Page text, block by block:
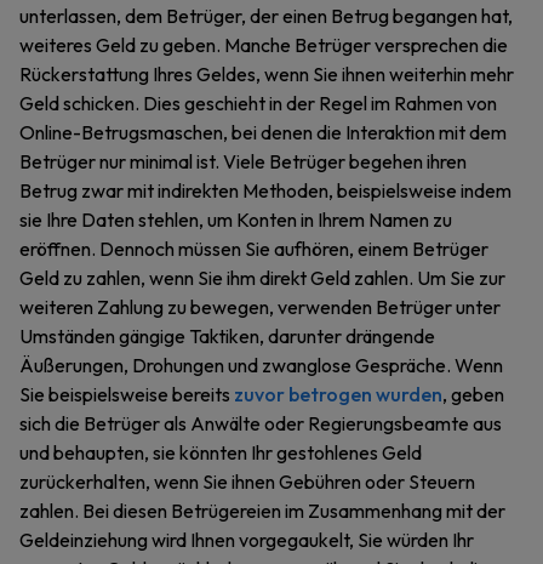
unterlassen, dem Betrüger, der einen Betrug begangen hat,
weiteres Geld zu geben. Manche Betrüger versprechen die
Rückerstattung Ihres Geldes, wenn Sie ihnen weiterhin mehr
Geld schicken. Dies geschieht in der Regel im Rahmen von
Online-Betrugsmaschen, bei denen die Interaktion mit dem
Betrüger nur minimal ist. Viele Betrüger begehen ihren
Betrug zwar mit indirekten Methoden, beispielsweise indem
sie Ihre Daten stehlen, um Konten in Ihrem Namen zu
eröffnen. Dennoch müssen Sie aufhören, einem Betrüger
Geld zu zahlen, wenn Sie ihm direkt Geld zahlen. Um Sie zur
weiteren Zahlung zu bewegen, verwenden Betrüger unter
Umständen gängige Taktiken, darunter drängende
Äußerungen, Drohungen und zwanglose Gespräche. Wenn
Sie beispielsweise bereits zuvor betrogen wurden, geben
sich die Betrüger als Anwälte oder Regierungsbeamte aus
und behaupten, sie könnten Ihr gestohlenes Geld
zurückerhalten, wenn Sie ihnen Gebühren oder Steuern
zahlen. Bei diesen Betrügereien im Zusammenhang mit der
Geldeinziehung wird Ihnen vorgegaukelt, Sie würden Ihr